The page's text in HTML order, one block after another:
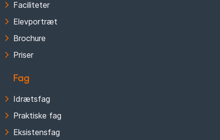
Faciliteter
Elevportræt
Brochure
Priser
Fag
Idrætsfag
Praktiske fag
Eksistensfag